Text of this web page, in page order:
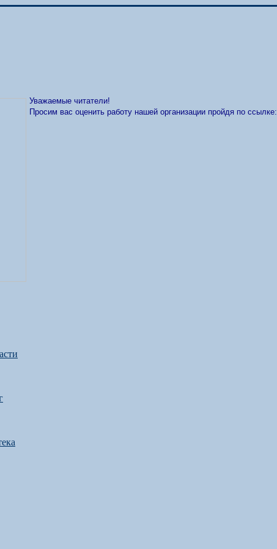
Уважаемые читатели!
Просим вас оценить работу нашей организации пройдя по ссылке: